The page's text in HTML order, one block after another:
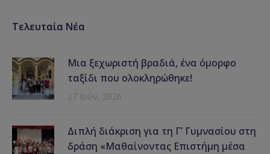
Τελευταία Νέα
Μια ξεχωριστή βραδιά, ένα όμορφο
ταξίδι που ολοκληρώθηκε!
27 Ιούν, 2026
Διπλή διάκριση για τη Γ’ Γυμνασίου στη
δράση «Μαθαίνοντας Επιστήμη μέσα